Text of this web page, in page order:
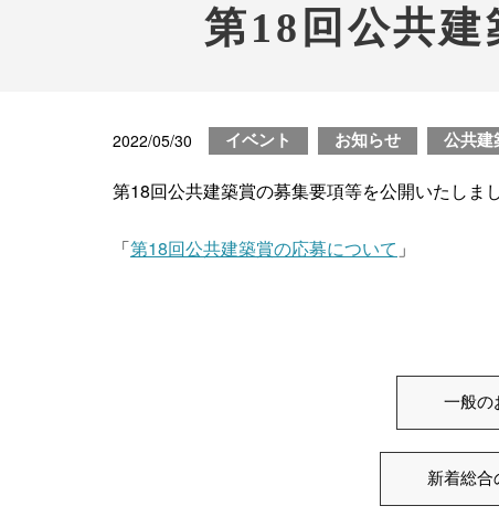
第18回公共
2022/05/30 イベント お知らせ 公共建
第18回公共建築賞の募集要項等を公開いたしま
「第18回公共建築賞の応募について 」
一般の
新着総合